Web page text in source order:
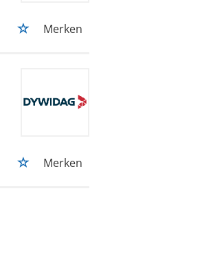
Merken
Merken